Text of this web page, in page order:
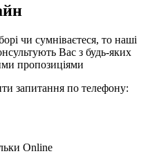
чи сумніваєтеся, то наші
Вас з будь-яких
пропозиціями
запитання по телефону:
Online